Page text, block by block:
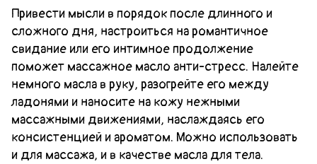
Привести мысли в порядок после длинного и
сложного дня, настроиться на романтичное
свидание или его интимное продолжение
поможет массажное масло анти-стресс. Налейте
немного масла в руку, разогрейте его между
ладонями и наносите на кожу нежными
массажными движениями, наслаждаясь его
консистенцией и ароматом. Можно использовать
и для массажа, и в качестве масла для тела.